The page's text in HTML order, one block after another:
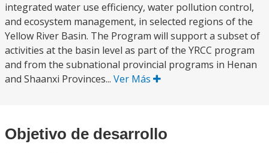
integrated water use efficiency, water pollution control,
and ecosystem management, in selected regions of the
Yellow River Basin. The Program will support a subset of
activities at the basin level as part of the YRCC program
and from the subnational provincial programs in Henan
and Shaanxi Provinces... Ver Más
Objetivo de desarrollo